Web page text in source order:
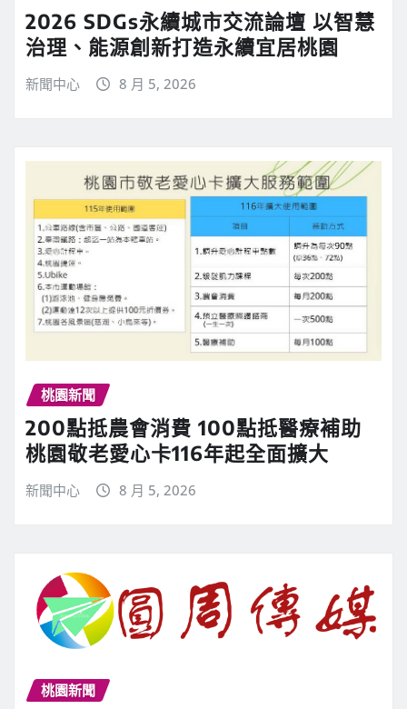
2026 SDGs永續城市交流論壇 以智慧
治理、能源創新打造永續宜居桃園
新聞中心 8 月 5, 2026
桃園新聞
200點抵農會消費 100點抵醫療補助
桃園敬老愛心卡116年起全面擴大
新聞中心 8 月 5, 2026
桃園新聞